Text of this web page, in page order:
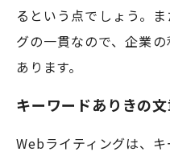
るという点でしょう。
グの一貫なので、企業
あります。
キーワードありきの
Webライティングは、